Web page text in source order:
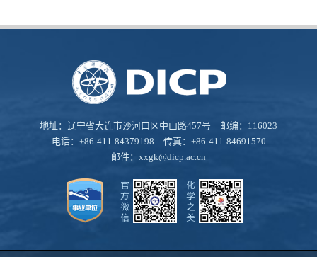
地址：辽宁省大连市沙河口区中山路457号 邮编：116023
电话：+86-411-84379198 传真：+86-411-84691570
邮件： xxgk@dicp.ac.cn